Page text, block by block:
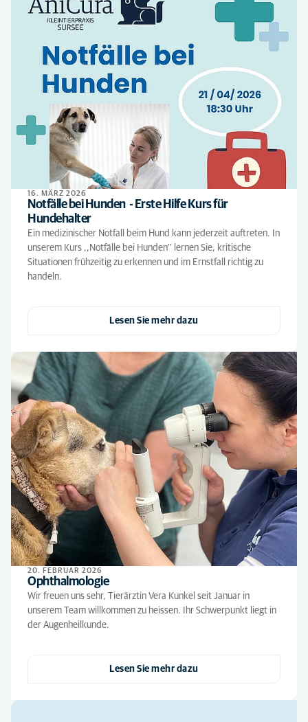
16. MÄRZ 2026
Notfälle bei Hunden - Erste Hilfe Kurs für
Hundehalter
Ein medizinischer Notfall beim Hund kann jederzeit auftreten. In
unserem Kurs ,,Notfälle bei Hunden'' lernen Sie, kritische
Situationen frühzeitig zu erkennen und im Ernstfall richtig zu
handeln.
Lesen Sie mehr dazu
20. FEBRUAR 2026
Ophthalmologie
Wir freuen uns sehr, Tierärztin Vera Kunkel seit Januar in
unserem Team willkommen zu heissen. Ihr Schwerpunkt liegt in
der Augenheilkunde.
Lesen Sie mehr dazu